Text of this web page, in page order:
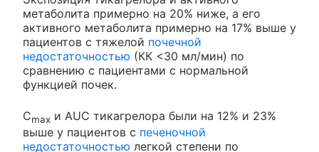
метаболита примерно на 20% ниже, а его
активного метаболита примерно на 17% выше у
пациентов с тяжелой почечной
недостаточностью (КК <30 мл/мин) по
сравнению с пациентами с нормальной
функцией почек.
Сmax и AUC тикагрелора были на 12% и 23%
выше у пациентов с печеночной
недостаточностью легкой степени по